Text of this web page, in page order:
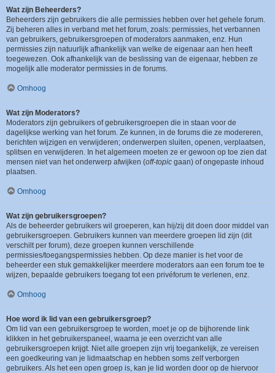
Wat zijn Beheerders?
Beheerders zijn gebruikers die alle permissies hebben over het gehele forum.
Zij beheren alles in verband met het forum, zoals: permissies, het verbannen
van gebruikers, gebruikersgroepen of moderators aanmaken, enz. Hun
permissies zijn natuurlijk afhankelijk van welke de eigenaar aan hen heeft
toegewezen. Ook afhankelijk van de beslissing van de eigenaar, hebben ze
mogelijk alle moderator permissies in de forums.
Omhoog
Wat zijn Moderators?
Moderators zijn gebruikers of gebruikersgroepen die in staan voor de
dagelijkse werking van het forum. Ze kunnen, in de forums die ze modereren,
berichten wijzigen en verwijderen; onderwerpen sluiten, openen, verplaatsen,
splitsen en verwijderen. In het algemeen moeten ze er gewoon op toe zien dat
mensen niet van het onderwerp afwijken (off-topic gaan) of ongepaste inhoud
plaatsen.
Omhoog
Wat zijn gebruikersgroepen?
Als de beheerder gebruikers wil groeperen, kan hij/zij dit doen door middel van
gebruikersgroepen. Gebruikers kunnen van meerdere groepen lid zijn (dit
verschilt per forum), deze groepen kunnen verschillende
permissies/toegangspermissies hebben. Op deze manier is het voor de
beheerder een stuk gemakkelijker meerdere moderators aan een forum toe te
wijzen, bepaalde gebruikers toegang tot een privéforum te verlenen, enz.
Omhoog
Hoe word ik lid van een gebruikersgroep?
Om lid van een gebruikersgroep te worden, moet je op de bijhorende link
klikken in het gebruikerspaneel, waarna je een overzicht van alle
gebruikersgroepen krijgt. Niet alle groepen zijn vrij toegankelijk, ze vereisen
een goedkeuring van je lidmaatschap en hebben soms zelf verborgen
gebruikers. Als het een open groep is, kan je lid worden door op de hiervoor